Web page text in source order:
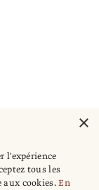
×
l'expérience
tous les
aux cookies.En